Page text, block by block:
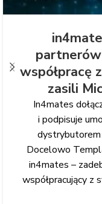
współpracę
zasili
In4mates
i podpisuje
Docelowo
in4mates –
współpracujący z